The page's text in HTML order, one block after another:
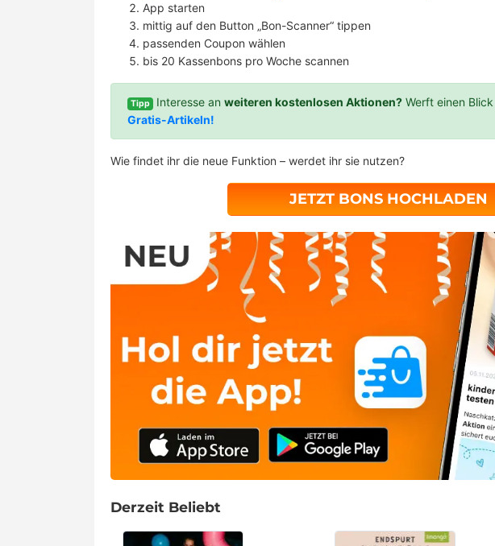
App starten
mittig auf den Button „Bon-Scanner“ tippen
passenden Coupon wählen
bis 20 Kassenbons pro Woche scannen
Tipp Interesse anweiteren kostenlosen Aktionen? Werft einen
Gratis-Artikeln!
Wie findet ihr die neue Funktion – werdet ihr sie nutzen?
JETZT BONS HOCHLADEN
Derzeit Beliebt